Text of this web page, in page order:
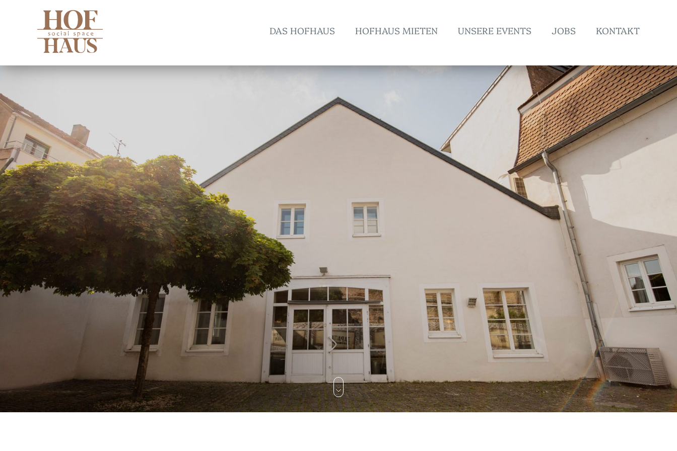
DAS HOFHAUS HOFHAUS MIETEN UNSERE EVENTS JOBS KONTAKT